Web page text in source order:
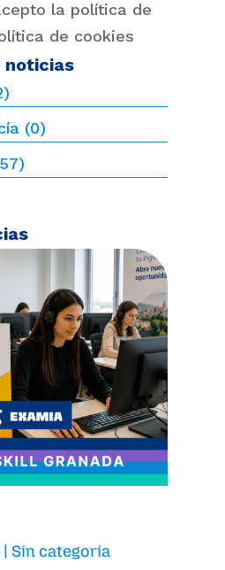
la política de
de cookies
noticias
(0)
| Sin categoría